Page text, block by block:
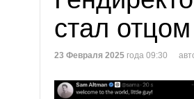
стал отцом
23 Февраля 2025 года 09:30